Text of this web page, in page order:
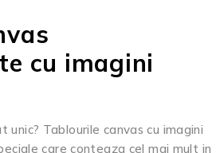
cu imagini
Tablourile canvas cu imagini
care conteaza cel mai mult in